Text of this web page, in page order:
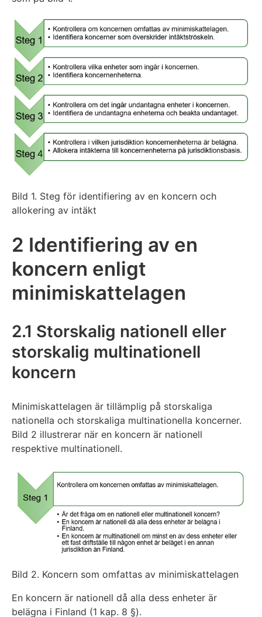
Bild 1. Steg för identifiering av en koncern och
allokering av intäkt
2 Identifiering av en
koncern enligt
minimiskattelagen
2.1 Storskalig nationell eller
storskalig multinationell
koncern
Minimiskattelagen är tillämplig på storskaliga
nationella och storskaliga multinationella koncerner.
Bild 2 illustrerar när en koncern är nationell
respektive multinationell.
Bild 2. Koncern som omfattas av minimiskattelagen
En koncern är nationell då alla dess enheter är
belägna i Finland (1 kap. 8 §).